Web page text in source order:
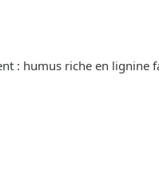
: humus riche en lignine